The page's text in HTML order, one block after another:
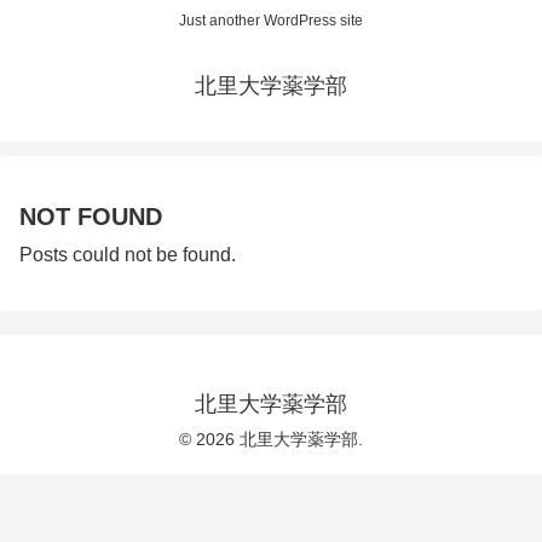
Just another WordPress site
北里大学薬学部
NOT FOUND
Posts could not be found.
北里大学薬学部
© 2026 北里大学薬学部.